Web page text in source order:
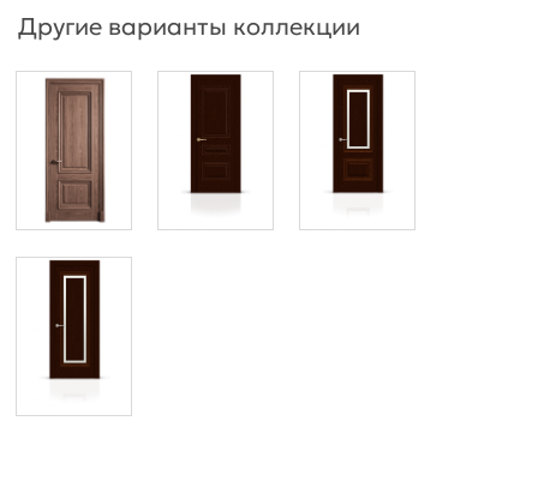
Другие варианты коллекции